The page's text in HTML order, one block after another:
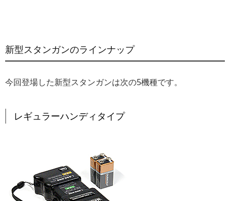
新型スタンガンのラインナップ
今回登場した新型スタンガンは次の5機種です。
レギュラーハンディタイプ